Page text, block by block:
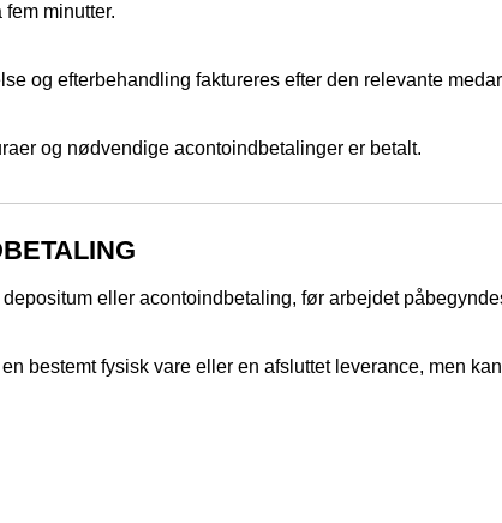
minutter.
og efterbehandling faktureres efter den relevante
og nødvendige acontoindbetalinger er betalt.
eller acontoindbetaling, før arbejdet
bestemt fysisk vare eller en afsluttet leverance, men